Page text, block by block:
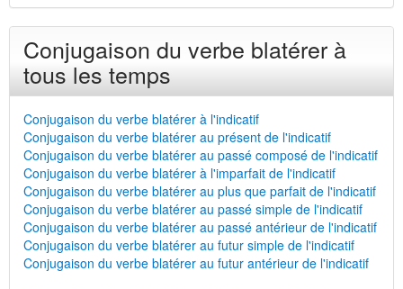
Conjugaison du verbe blatérer à
tous les temps
Conjugaison du verbe blatérer à l'indicatif
Conjugaison du verbe blatérer au présent de l'indicatif
Conjugaison du verbe blatérer au passé composé de l'indicatif
Conjugaison du verbe blatérer à l'imparfait de l'indicatif
Conjugaison du verbe blatérer au plus que parfait de l'indicatif
Conjugaison du verbe blatérer au passé simple de l'indicatif
Conjugaison du verbe blatérer au passé antérieur de l'indicatif
Conjugaison du verbe blatérer au futur simple de l'indicatif
Conjugaison du verbe blatérer au futur antérieur de l'indicatif